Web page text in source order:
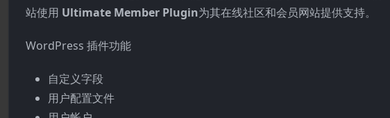
站使用 Ultimate Member Plugin为其在线社区和会员网站提供支持。
WordPress 插件功能
自定义字段
用户配置文件